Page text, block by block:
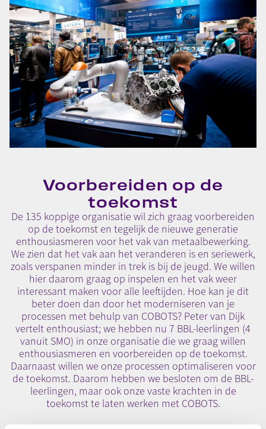
Voorbereiden op de
toekomst
De 135 koppige organisatie wil zich graag voorbereiden
op de toekomst en tegelijk de nieuwe generatie
enthousiasmeren voor het vak van metaalbewerking.
We zien dat het vak aan het veranderen is en seriewerk,
zoals verspanen minder in trek is bij de jeugd. We willen
hier daarom graag op inspelen en het vak weer
interessant maken voor alle leeftijden. Hoe kan je dit
beter doen dan door het moderniseren van je
processen met behulp van COBOTS? Peter van Dijk
vertelt enthousiast; we hebben nu 7 BBL-leerlingen (4
vanuit SMO) in onze organisatie die we graag willen
enthousiasmeren en voorbereiden op de toekomst.
Daarnaast willen we onze processen optimaliseren voor
de toekomst. Daarom hebben we besloten om de BBL-
leerlingen, maar ook onze vaste krachten in de
toekomst te laten werken met COBOTS.